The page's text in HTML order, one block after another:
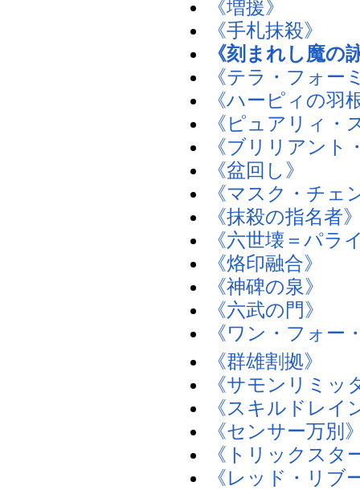
《増援》
《手札抹殺》
《刻まれし魔の
《テラ・フォー
《ハーピィの羽
《ピュアリィ・
《ブリリアント
《盆回し》
《マスク・チェ
《抹殺の指名者
《六世壊＝パラ
《烙印融合》
《神碑の泉》
《六武の門》
《ワン・フォー
《群雄割拠》
《サモンリミッ
《スキルドレイ
《センサー万別
《トリックス
《レッド・リブ